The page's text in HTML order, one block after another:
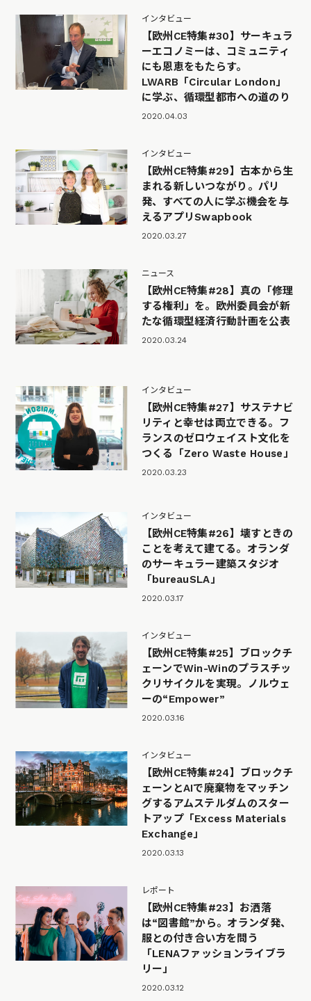
インタビュー
【欧州CE特集#30】サーキュラ
ーエコノミーは、コミュニティ
にも恩恵をもたらす。
LWARB「Circular London」
に学ぶ、循環型都市への道のり
2020.04.03
インタビュー
【欧州CE特集#29】古本から生
まれる新しいつながり。パリ
発、すべての人に学ぶ機会を与
えるアプリSwapbook
2020.03.27
ニュース
【欧州CE特集#28】真の「修理
する権利」を。欧州委員会が新
たな循環型経済行動計画を公表
2020.03.24
インタビュー
【欧州CE特集#27】サステナビ
リティと幸せは両立できる。フ
ランスのゼロウェイスト文化を
つくる「Zero Waste House」
2020.03.23
インタビュー
【欧州CE特集#26】壊すときの
ことを考えて建てる。オランダ
のサーキュラー建築スタジオ
「bureauSLA」
2020.03.17
インタビュー
【欧州CE特集#25】ブロックチ
ェーンでWin-Winのプラスチッ
クリサイクルを実現。ノルウェ
ーの“Empower”
2020.03.16
インタビュー
【欧州CE特集#24】ブロックチ
ェーンとAIで廃棄物をマッチン
グするアムステルダムのスター
トアップ「Excess Materials
Exchange」
2020.03.13
レポート
【欧州CE特集#23】お洒落
は“図書館”から。オランダ発、
服との付き合い方を問う
「LENAファッションライブラ
リー」
2020.03.12